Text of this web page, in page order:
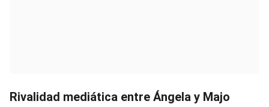
Rivalidad mediática entre Ángela y Majo